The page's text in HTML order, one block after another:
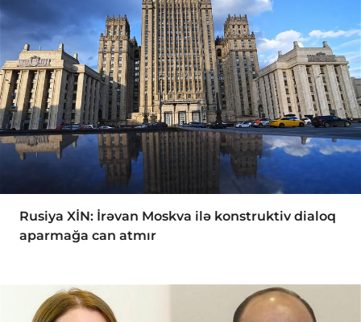
Rusiya XİN: İrəvan Moskva ilə konstruktiv dialoq
aparmağa can atmır